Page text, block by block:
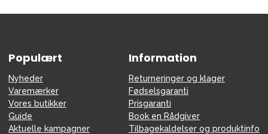
Populært
Nyheder
Varemærker
Vores butikker
Guide
Aktuelle kampagner
Information
Returneringer og klager
Fødselsgaranti
Prisgaranti
Book en Rådgiver
Tilbagekaldelser og produktinfo